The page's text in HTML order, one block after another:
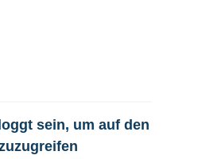
sein, um auf den